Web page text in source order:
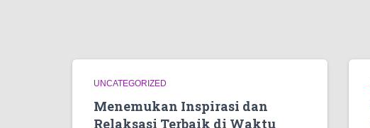
UNCATEGORIZED
Menemukan Inspirasi dan
Relaksasi Terbaik di Waktu